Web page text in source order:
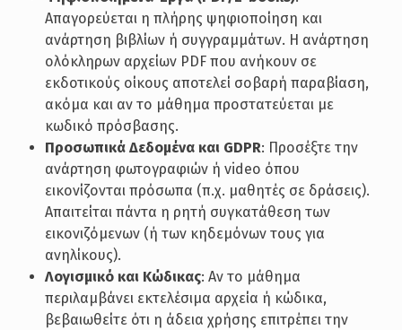
Απαγορεύεται η πλήρης ψηφιοποίηση και
ανάρτηση βιβλίων ή συγγραμμάτων. Η ανάρτηση
ολόκληρων αρχείων PDF που ανήκουν σε
εκδοτικούς οίκους αποτελεί σοβαρή παραβίαση,
ακόμα και αν το μάθημα προστατεύεται με
κωδικό πρόσβασης.
Προσωπικά Δεδομένα και GDPR: Προσέξτε την
ανάρτηση φωτογραφιών ή video όπου
εικονίζονται πρόσωπα (π.χ. μαθητές σε δράσεις).
Απαιτείται πάντα η ρητή συγκατάθεση των
εικονιζόμενων (ή των κηδεμόνων τους για
ανηλίκους).
Λογισμικό και Κώδικας: Αν το μάθημα
περιλαμβάνει εκτελέσιμα αρχεία ή κώδικα,
βεβαιωθείτε ότι η άδεια χρήσης επιτρέπει την